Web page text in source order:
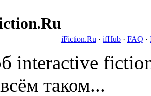
iFiction.Ru · ifHub · FAQ ·
interactive
таком...